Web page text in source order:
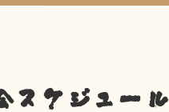
スケジュール